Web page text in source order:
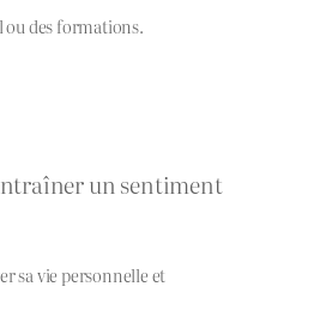
ou des formations.
un sentiment
sa vie personnelle et